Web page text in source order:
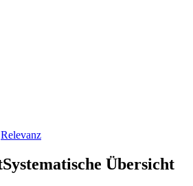
Relevanz
Systematische Übersicht